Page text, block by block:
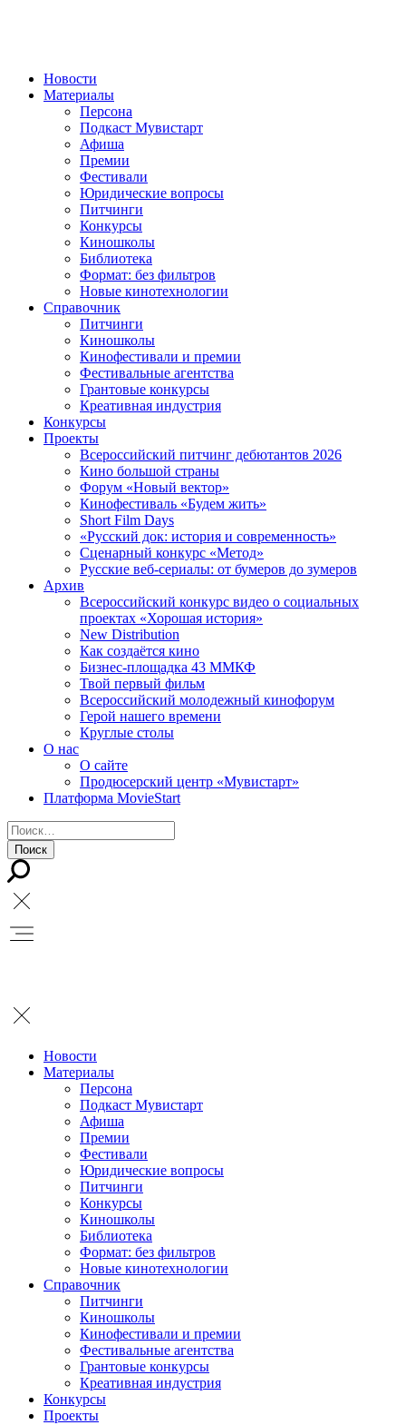
Новости
Материалы
Персона
Подкаст Мувистарт
Афиша
Премии
Фестивали
Юридические вопросы
Питчинги
Конкурсы
Киношколы
Библиотека
Формат: без фильтров
Новые кинотехнологии
Справочник
Питчинги
Киношколы
Кинофестивали и премии
Фестивальные агентства
Грантовые конкурсы
Креативная индустрия
Конкурсы
Проекты
Всероссийский питчинг дебютантов 2026
Кино большой страны
Форум «Новый вектор»
Кинофестиваль «Будем жить»
Short Film Days
«Русский док: история и современность»
Сценарный конкурс «Метод»
Русские веб-сериалы: от бумеров до зумеров
Архив
Всероссийский конкурс видео о социальных
проектах «Хорошая история»
New Distribution
Как создаётся кино
Бизнес-площадка 43 ММКФ
Твой первый фильм
Всероссийский молодежный кинофорум
Герой нашего времени
Круглые столы
О нас
О сайте
Продюсерский центр «Мувистарт»
Платформа MovieStart
Новости
Материалы
Персона
Подкаст Мувистарт
Афиша
Премии
Фестивали
Юридические вопросы
Питчинги
Конкурсы
Киношколы
Библиотека
Формат: без фильтров
Новые кинотехнологии
Справочник
Питчинги
Киношколы
Кинофестивали и премии
Фестивальные агентства
Грантовые конкурсы
Креативная индустрия
Конкурсы
Проекты